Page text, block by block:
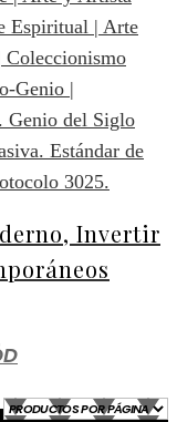
Invertir